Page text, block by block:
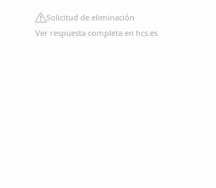
Solicitud de eliminación
Ver respuesta completa en hcs.es